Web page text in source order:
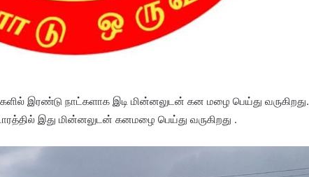
இரண்டு நாட்களாக இடி மின்னலுடன் கன மழை பெய்து வருகிறது.
இது மின்னலுடன் கனமழை பெய்து வருகிறது .